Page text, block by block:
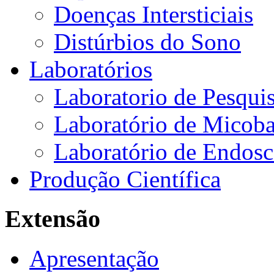
Doenças Intersticiais
Distúrbios do Sono
Laboratórios
Laboratorio de
Laboratório de
Laboratório de
Produção Científica
Extensão
Apresentação